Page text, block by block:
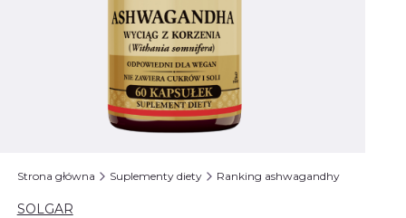
Strona główna Suplementy diety Ranking ashwagandhy
SOLGAR